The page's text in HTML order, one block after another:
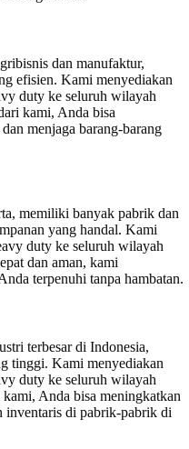
dan manufaktur,
efisien. Kami menyediakan
duty ke seluruh wilayah
kami, Anda bisa
menjaga barang-barang
memiliki banyak pabrik dan
yang handal. Kami
duty ke seluruh wilayah
dan aman, kami
terpenuhi tanpa hambatan.
terbesar di Indonesia,
tinggi. Kami menyediakan
duty ke seluruh wilayah
Anda bisa meningkatkan
inventaris di pabrik-pabrik di